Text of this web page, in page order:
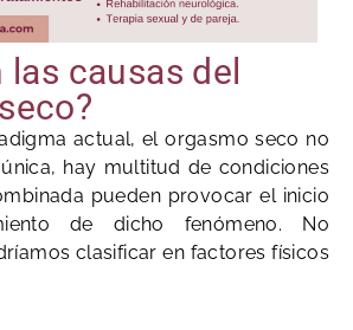
las causas del
actual, el orgasmo seco no
hay multitud de condiciones
pueden provocar el inicio
de dicho fenómeno. No
clasificar en factores físicos